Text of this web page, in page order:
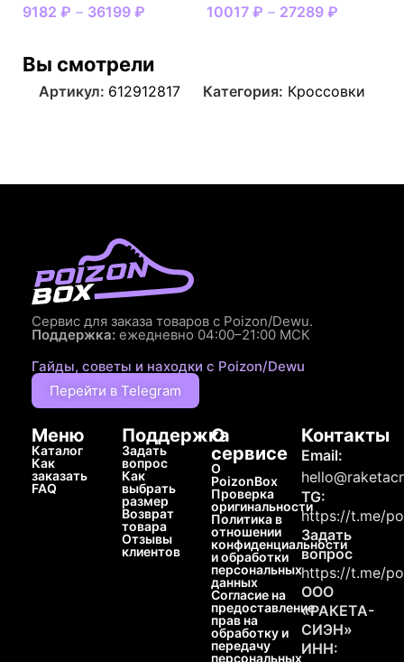
9182 ₽ – 36199 ₽ 10017 ₽ – 27289 ₽
Вы смотрели
Артикул: 612912817 Категория: Кроссовки
Сервис для заказа товаров с Poizon/Dewu.
Поддержка: ежедневно 04:00–21:00 МСК
Гайды, советы и находки с Poizon/Dewu
Перейти в Telegram
Меню
Каталог
Как
заказать
FAQ
Поддержка
Задать
вопрос
Как
выбрать
размер
Возврат
товара
Отзывы
клиентов
О
сервисе
О
PoizonBox
Проверка
оригинальности
Политика в
отношении
конфиденциальности
и обработки
персональных
данных
Согласие на
предоставление
прав на
обработку и
передачу
персональных
Контакты
Email:
TG:
https://t.me/
Задать
вопрос
https://t.me/
ООО
«РАКЕТА-
СИЭН»
ИНН: